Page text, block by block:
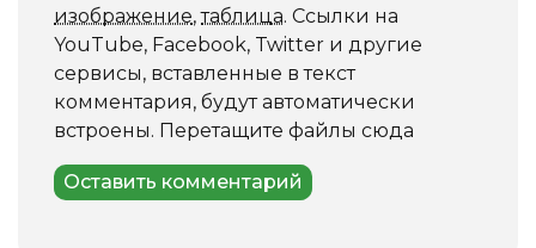
изображение,таблица. Ссылки на
YouTube, Facebook, Twitter и другие
сервисы, вставленные в текст
комментария, будут автоматически
встроены. Перетащите файлы сюда